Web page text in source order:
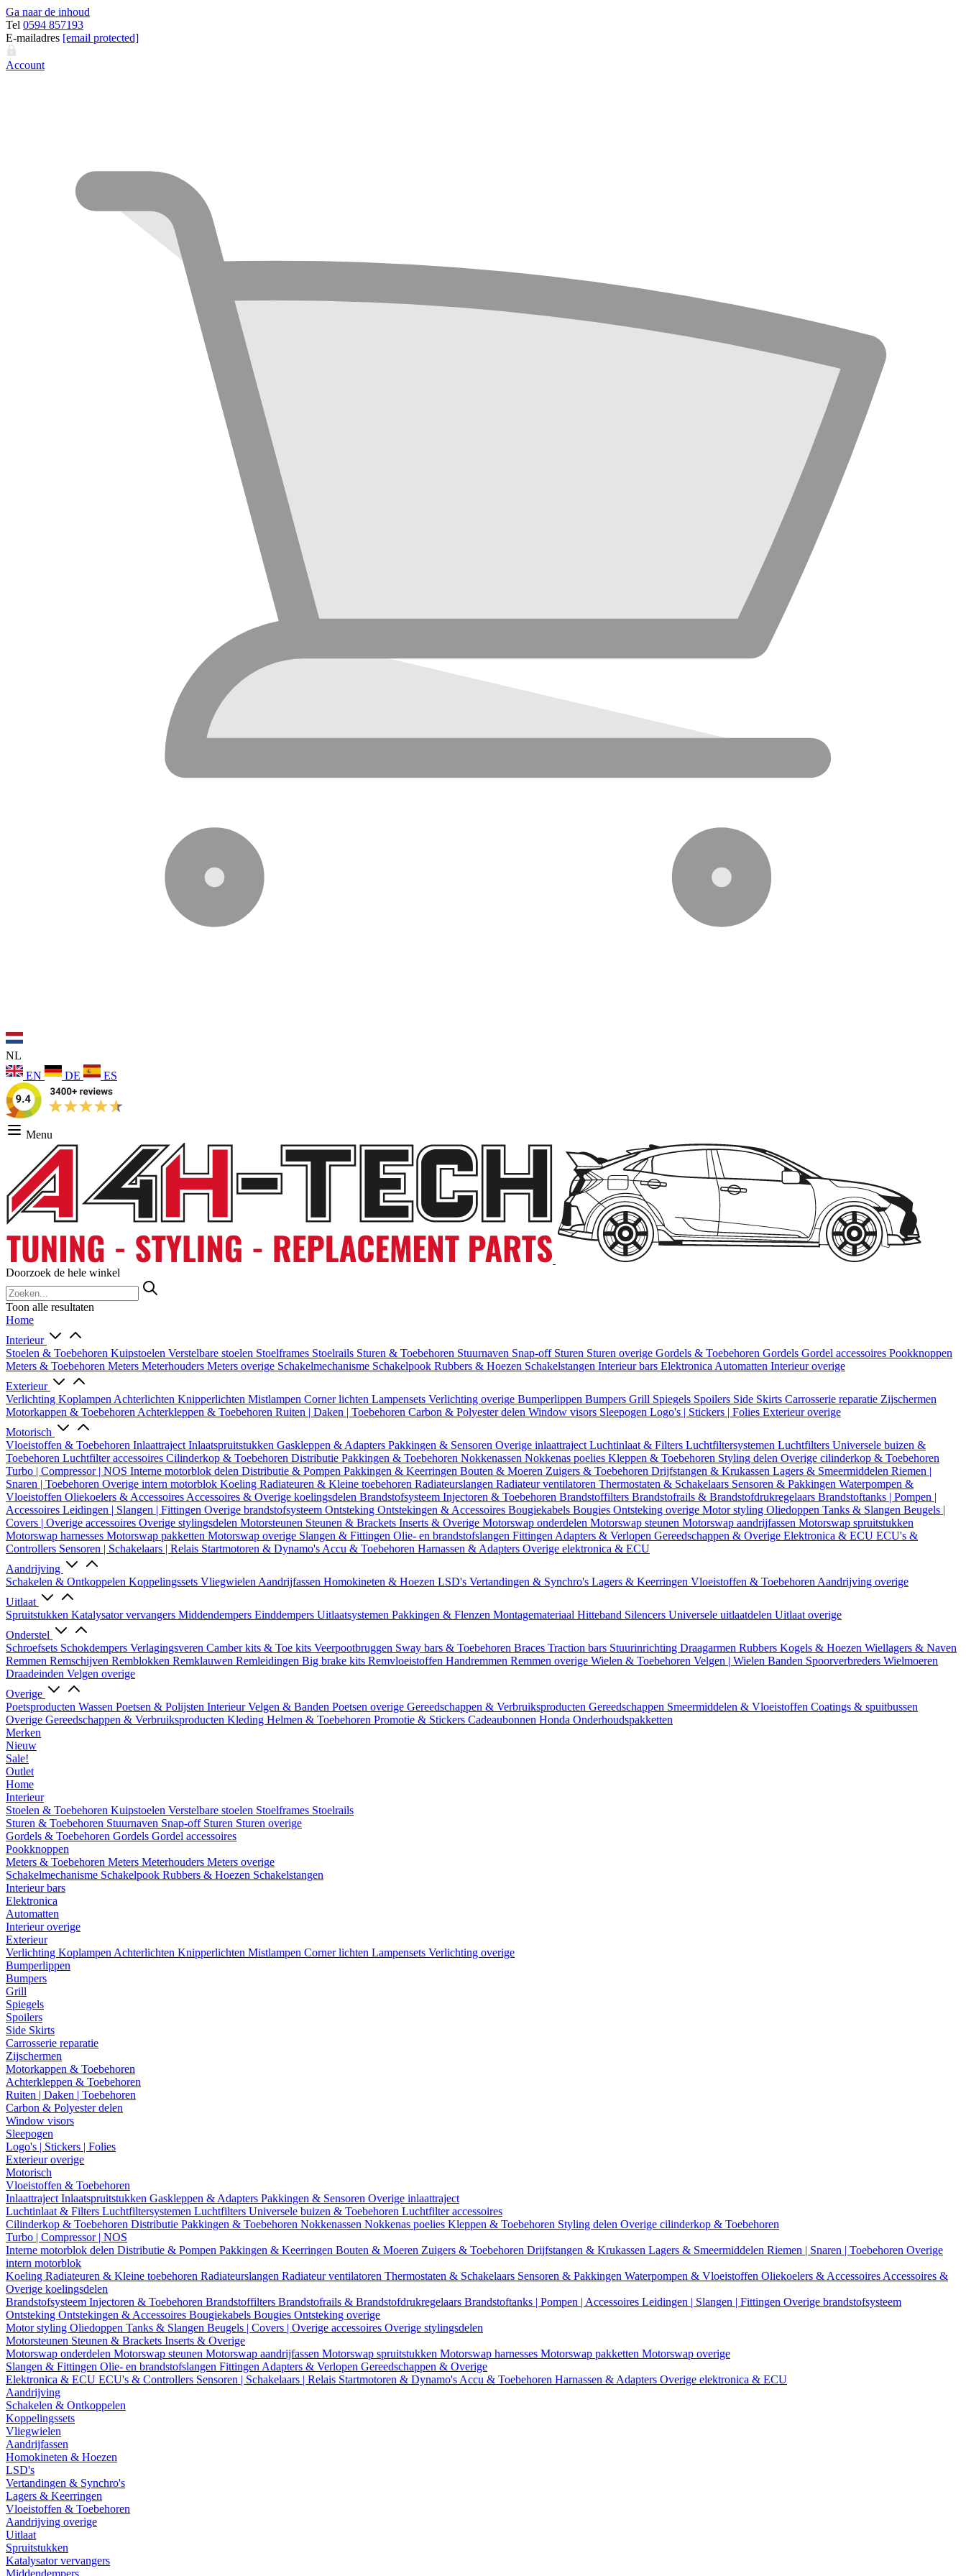
Ga naar de inhoud
Tel 0594 857193
E-mailadres [email protected]
Account
NL
EN
DE ES
Menu
Doorzoek de hele winkel
Toon alle resultaten
Home
Interieur
Stoelen & Toebehoren Kuipstoelen Verstelbare stoelen Stoelframes Stoelrails Sturen & Toebehoren Stuurnaven Snap-off Sturen Sturen overige Gordels & Toebehoren Gordels Gordel accessoires Pookknoppen
Meters & Toebehoren Meters Meterhouders Meters overige Schakelmechanisme Schakelpook Rubbers & Hoezen Schakelstangen Interieur bars Elektronica Automatten Interieur overige
Exterieur
Verlichting Koplampen Achterlichten Knipperlichten Mistlampen Corner lichten Lampensets Verlichting overige Bumperlippen Bumpers Grill Spiegels Spoilers Side Skirts Carrosserie reparatie Zijschermen
Motorkappen & Toebehoren Achterkleppen & Toebehoren Ruiten | Daken | Toebehoren Carbon & Polyester delen Window visors Sleepogen Logo's | Stickers | Folies Exterieur overige
Motorisch
Vloeistoffen & Toebehoren Inlaattraject Inlaatspruitstukken Gaskleppen & Adapters Pakkingen & Sensoren Overige inlaattraject Luchtinlaat & Filters Luchtfiltersystemen Luchtfilters Universele buizen &
Toebehoren Luchtfilter accessoires Cilinderkop & Toebehoren Distributie Pakkingen & Toebehoren Nokkenassen Nokkenas poelies Kleppen & Toebehoren Styling delen Overige cilinderkop & Toebehoren
Turbo | Compressor | NOS Interne motorblok delen Distributie & Pompen Pakkingen & Keerringen Bouten & Moeren Zuigers & Toebehoren Drijfstangen & Krukassen Lagers & Smeermiddelen Riemen |
Snaren | Toebehoren Overige intern motorblok Koeling Radiateuren & Kleine toebehoren Radiateurslangen Radiateur ventilatoren Thermostaten & Schakelaars Sensoren & Pakkingen Waterpompen &
Vloeistoffen Oliekoelers & Accessoires Accessoires & Overige koelingsdelen Brandstofsysteem Injectoren & Toebehoren Brandstoffilters Brandstofrails & Brandstofdrukregelaars Brandstoftanks | Pompen |
Accessoires Leidingen | Slangen | Fittingen Overige brandstofsysteem Ontsteking Ontstekingen & Accessoires Bougiekabels Bougies Ontsteking overige Motor styling Oliedoppen Tanks & Slangen Beugels |
Covers | Overige accessoires Overige stylingsdelen Motorsteunen Steunen & Brackets Inserts & Overige Motorswap onderdelen Motorswap steunen Motorswap aandrijfassen Motorswap spruitstukken
Motorswap harnesses Motorswap pakketten Motorswap overige Slangen & Fittingen Olie- en brandstofslangen Fittingen Adapters & Verlopen Gereedschappen & Overige Elektronica & ECU ECU's &
Controllers Sensoren | Schakelaars | Relais Startmotoren & Dynamo's Accu & Toebehoren Harnassen & Adapters Overige elektronica & ECU
Aandrijving
Schakelen & Ontkoppelen Koppelingssets Vliegwielen Aandrijfassen Homokineten & Hoezen LSD's Vertandingen & Synchro's Lagers & Keerringen Vloeistoffen & Toebehoren Aandrijving overige
Uitlaat
Spruitstukken Katalysator vervangers Middendempers Einddempers Uitlaatsystemen Pakkingen & Flenzen Montagemateriaal Hitteband Silencers Universele uitlaatdelen Uitlaat overige
Onderstel
Schroefsets Schokdempers Verlagingsveren Camber kits & Toe kits Veerpootbruggen Sway bars & Toebehoren Braces Traction bars Stuurinrichting Draagarmen Rubbers Kogels & Hoezen Wiellagers & Naven
Remmen Remschijven Remblokken Remklauwen Remleidingen Big brake kits Remvloeistoffen Handremmen Remmen overige Wielen & Toebehoren Velgen | Wielen Banden Spoorverbreders Wielmoeren
Draadeinden Velgen overige
Overige
Poetsproducten Wassen Poetsen & Polijsten InterieurVelgen & Banden Poetsen overige Gereedschappen & Verbruiksproducten Gereedschappen Smeermiddelen & Vloeistoffen Coatings & spuitbussen
Overige Gereedschappen & Verbruiksproducten Kleding Helmen & Toebehoren Promotie & Stickers Cadeaubonnen Honda Onderhoudspakketten
Merken
Nieuw
Sale!
Outlet
Home
Interieur
Stoelen & Toebehoren Kuipstoelen Verstelbare stoelen Stoelframes Stoelrails
Sturen & Toebehoren Stuurnaven Snap-off Sturen Sturen overige
Gordels & Toebehoren Gordels Gordel accessoires
Pookknoppen
Meters & Toebehoren Meters Meterhouders Meters overige
Schakelmechanisme Schakelpook Rubbers & Hoezen Schakelstangen
Interieur bars
Elektronica
Automatten
Interieur overige
Exterieur
Verlichting Koplampen Achterlichten Knipperlichten Mistlampen Corner lichten Lampensets Verlichting overige
Bumperlippen
Bumpers
Grill
Spiegels
Spoilers
Side Skirts
Carrosserie reparatie
Zijschermen
Motorkappen & Toebehoren
Achterkleppen & Toebehoren
Ruiten | Daken | Toebehoren
Carbon & Polyester delen
Window visors
Sleepogen
Logo's | Stickers | Folies
Exterieur overige
Motorisch
Vloeistoffen & Toebehoren
Inlaattraject Inlaatspruitstukken Gaskleppen & Adapters Pakkingen & Sensoren Overige inlaattraject
Luchtinlaat & Filters Luchtfiltersystemen Luchtfilters Universele buizen & Toebehoren Luchtfilter accessoires
Cilinderkop & Toebehoren Distributie Pakkingen & Toebehoren Nokkenassen Nokkenas poelies Kleppen & Toebehoren Styling delen Overige cilinderkop & Toebehoren
Turbo | Compressor | NOS
Interne motorblok delen Distributie & Pompen Pakkingen & Keerringen Bouten & Moeren Zuigers & Toebehoren Drijfstangen & Krukassen Lagers & Smeermiddelen Riemen | Snaren | Toebehoren Overige
intern motorblok
Koeling Radiateuren & Kleine toebehoren Radiateurslangen Radiateur ventilatoren Thermostaten & Schakelaars Sensoren & Pakkingen Waterpompen & Vloeistoffen Oliekoelers & Accessoires Accessoires &
Overige koelingsdelen
Brandstofsysteem Injectoren & Toebehoren Brandstoffilters Brandstofrails & Brandstofdrukregelaars Brandstoftanks | Pompen | Accessoires Leidingen | Slangen | Fittingen Overige brandstofsysteem
Ontsteking Ontstekingen & Accessoires Bougiekabels Bougies Ontsteking overige
Motor styling Oliedoppen Tanks & Slangen Beugels | Covers | Overige accessoires Overige stylingsdelen
Motorsteunen Steunen & Brackets Inserts & Overige
Motorswap onderdelen Motorswap steunen Motorswap aandrijfassen Motorswap spruitstukken Motorswap harnesses Motorswap pakketten Motorswap overige
Slangen & Fittingen Olie- en brandstofslangen Fittingen Adapters & Verlopen Gereedschappen & Overige
Elektronica & ECU ECU's & Controllers Sensoren | Schakelaars | Relais Startmotoren & Dynamo's Accu & Toebehoren Harnassen & Adapters Overige elektronica & ECU
Aandrijving
Schakelen & Ontkoppelen
Koppelingssets
Vliegwielen
Aandrijfassen
Homokineten & Hoezen
LSD's
Vertandingen & Synchro's
Lagers & Keerringen
Vloeistoffen & Toebehoren
Aandrijving overige
Uitlaat
Spruitstukken
Katalysator vervangers
Middendempers